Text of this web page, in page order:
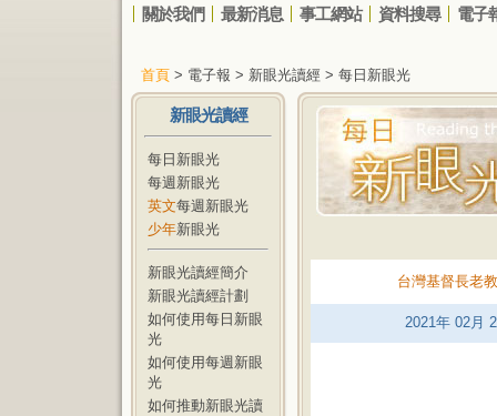
關於我們 最新消息 事工網站 資料搜尋 電子
首頁 > 電子報 > 新眼光讀經 > 每日新眼光
新眼光讀經
每日新眼光
每週新眼光
英文每週新眼光
少年新眼光
新眼光讀經簡介
新眼光讀經計劃
如何使用每日新眼
光
如何使用每週新眼
光
如何推動新眼光讀
台灣基督長老
2021年 02月